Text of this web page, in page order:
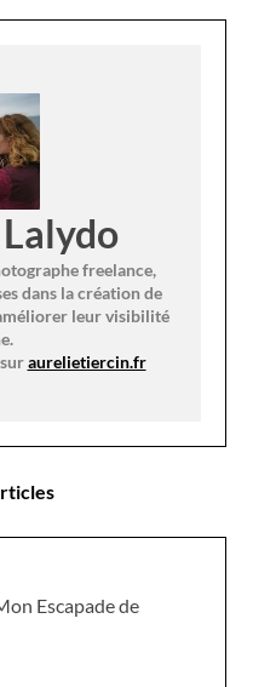
freelance,
dans la création de
leur visibilité
aurelietiercin.fr
Escapade de